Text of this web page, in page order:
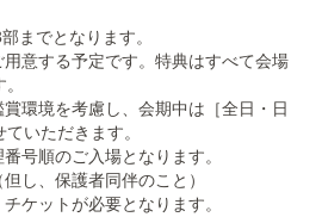
までとなります。
意する予定です。特典はすべて会場
環境を考慮し、会期中は［全日・日
いただきます。
号順のご入場となります。
し、保護者同伴のこと）
ケットが必要となります。